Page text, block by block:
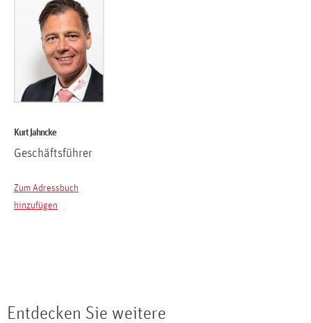
Kurt Jahncke
Geschäftsführer
Zum Adressbuch
hinzufügen
Entdecken Sie weitere